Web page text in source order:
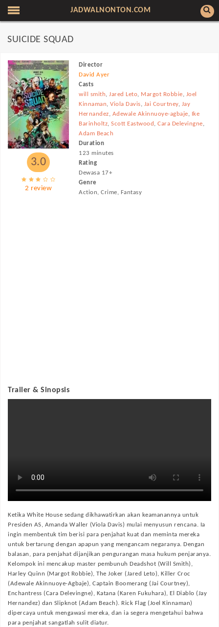
JADWALNONTON.COM
SUICIDE SQUAD
3.0
2 review
Director
David Ayer
Casts
will smith,Jared Leto, Margot Robbie, Joel
Kinnaman,Viola Davis, Jai Courtney, Jay
Hernandez, Adewale Akinnuoye-agbaje, Ike
Barinholtz,Scott Eastwood ,Cara Delevingne,
Adam Beach
Duration
123 minutes
Rating
Dewasa 17+
Genre
Action, Crime, Fantasy
Trailer & Sinopsis
Ketika White House sedang dikhawatirkan akan keamanannya untuk
Presiden AS, Amanda Waller (Viola Davis) mulai menyusun rencana. Ia
ingin membentuk tim berisi para penjahat kuat dan meminta mereka
untuk bertarung dengan apapun yang mengancam negaranya. Dengan
balasan, para penjahat dijanjikan pengurangan masa hukum penjaranya.
Kelompok ini mencakup master pembunuh Deadshot (Will Smith),
Harley Quinn (Margot Robbie), The Joker (Jared Leto), Killer Croc
(Adewale Akinnuoye-Agbaje), Captain Boomerang (Jai Courtney),
Enchantress (Cara Delevingne), Katana (Karen Fukuhara), El Diablo (Jay
Hernandez) dan Slipknot (Adam Beach). Rick Flag (Joel Kinnaman)
dipercaya untuk mengawasi mereka, dan ia segera mengetahui bahwa
para penjahat sangatlah sulit diatur.